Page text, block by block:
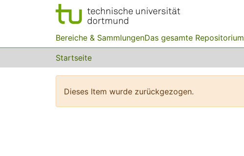
Bereiche & SammlungenDas gesamte Repositorium
Startseite
Dieses Item wurde zurückgezogen.